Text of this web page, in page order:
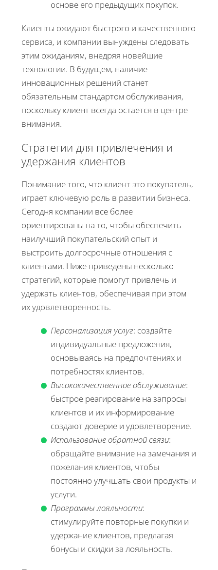
основе его предыдущих покупок.
Клиенты ожидают быстрого и качественного
сервиса, и компании вынуждены следовать
этим ожиданиям, внедряя новейшие
технологии. В будущем, наличие
инновационных решений станет
обязательным стандартом обслуживания,
поскольку клиент всегда остается в центре
внимания.
Стратегии для привлечения и
удержания клиентов
Понимание того, что клиент это покупатель,
играет ключевую роль в развитии бизнеса.
Сегодня компании все более
ориентированы на то, чтобы обеспечить
наилучший покупательский опыт и
выстроить долгосрочные отношения с
клиентами. Ниже приведены несколько
стратегий, которые помогут привлечь и
удержать клиентов, обеспечивая при этом
их удовлетворенность.
Персонализация услуг: создайте
индивидуальные предложения,
основываясь на предпочтениях и
потребностях клиентов.
Высококачественное обслуживание:
быстрое реагирование на запросы
клиентов и их информирование
создают доверие и удовлетворение.
Использование обратной связи:
обращайте внимание на замечания и
пожелания клиентов, чтобы
постоянно улучшать свои продукты и
услуги.
Программы лояльности:
стимулируйте повторные покупки и
удержание клиентов, предлагая
бонусы и скидки за лояльность.